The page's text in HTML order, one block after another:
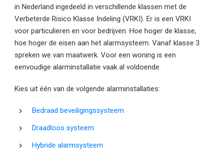
in Nederland ingedeeld in verschillende klassen met de
Verbeterde Risico Klasse Indeling (VRKI). Er is een VRKI
voor particulieren en voor bedrijven. Hoe hoger de klasse,
hoe hoger de eisen aan het alarmsysteem. Vanaf klasse 3
spreken we van maatwerk. Voor een woning is een
eenvoudige alarminstallatie vaak al voldoende.
Kies uit één van de volgende alarminstallaties:
Bedraad beveiligingssysteem
Draadloos systeem
Hybride alarmsysteem